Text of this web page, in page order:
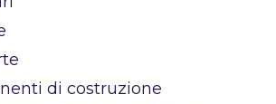
di costruzione